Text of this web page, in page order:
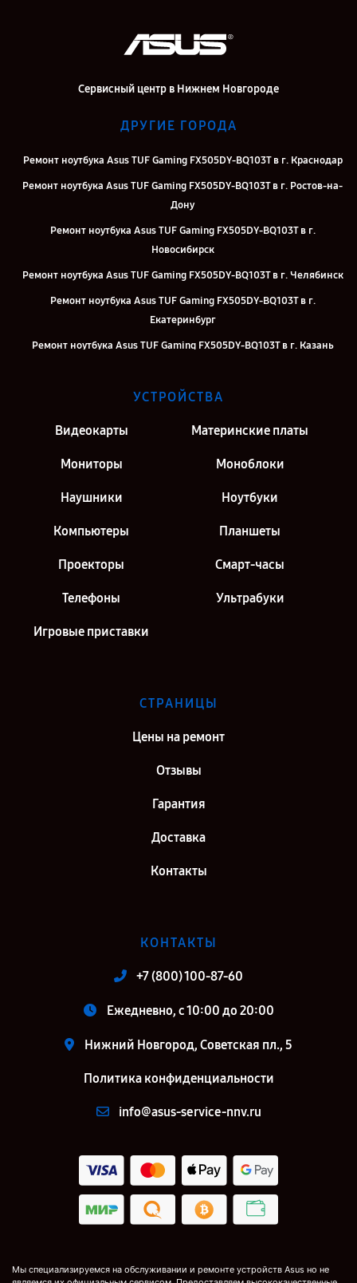
Сервисный центр в Нижнем Новгороде
ДРУГИЕ ГОРОДА
Ремонт ноутбука Asus TUF Gaming FX505DY-BQ103T в г. Краснодар
Ремонт ноутбука Asus TUF Gaming FX505DY-BQ103T в г. Ростов-на-
Дону
Ремонт ноутбука Asus TUF Gaming FX505DY-BQ103T в г.
Новосибирск
Ремонт ноутбука Asus TUF Gaming FX505DY-BQ103T в г. Челябинск
Ремонт ноутбука Asus TUF Gaming FX505DY-BQ103T в г.
Екатеринбург
Ремонт ноутбука Asus TUF Gaming FX505DY-BQ103T в г. Казань
Ремонт ноутбука Asus TUF Gaming FX505DY-BQ103T в г. Санкт-
УСТРОЙСТВА
Видеокарты Материнские платы
Мониторы Моноблоки
Наушники Ноутбуки
Компьютеры Планшеты
Проекторы Смарт-часы
Телефоны Ультрабуки
Игровые приставки
СТРАНИЦЫ
Цены на ремонт
Отзывы
Гарантия
Доставка
Контакты
КОНТАКТЫ
+7 (800) 100-87-60
Ежедневно, с 10:00 до 20:00
Нижний Новгород, Советская пл., 5
Политика конфиденциальности
info@asus-service-nnv.ru
Мы специализируемся на обслуживании и ремонте устройств Asus но не